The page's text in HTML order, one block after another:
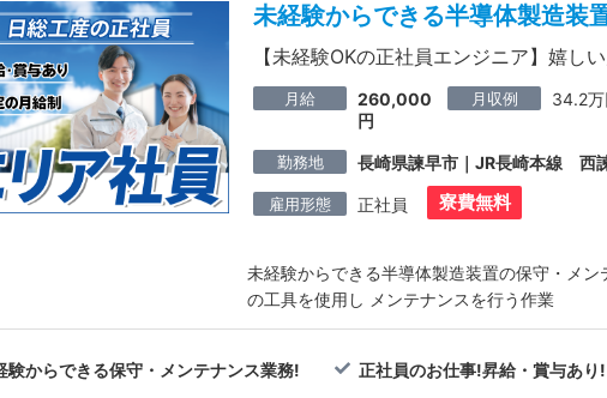
未経験からできる半導体製造装
【未経験OKの正社員エンジニア】嬉し
月給
260,000
円
月収例 34.2万
勤務地 長崎県諫早市｜JR長崎本線 西
雇用形態 正社員 寮費無料
未経験からできる半導体製造装置の保守・メ
の工具を使用し メンテナンスを行う作業
験からできる保守・メンテナンス業務! 正社員のお仕事!昇給・賞与あり!